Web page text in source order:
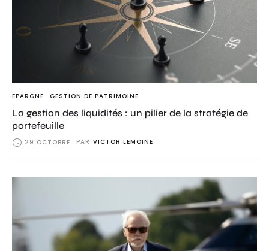
EPARGNE GESTION DE PATRIMOINE
La gestion des liquidités : un pilier de la stratégie de
portefeuille
29 OCTOBRE PAR VICTOR LEMOINE